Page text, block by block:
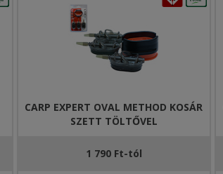
CARP EXPERT OVAL METHOD KOSÁR
SZETT TÖLTŐVEL
1 790 Ft-tól